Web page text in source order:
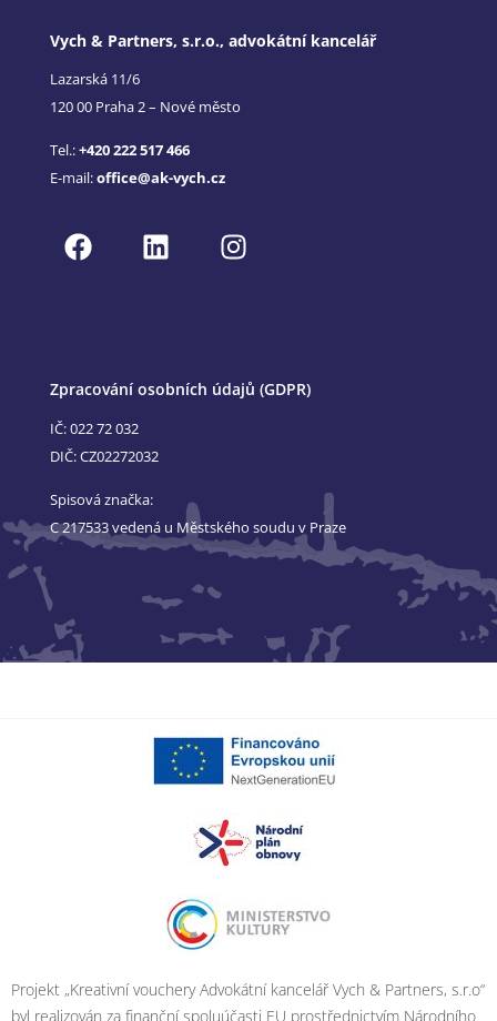
Vych & Partners, s.r.o., advokátní kancelář
Lazarská 11/6
120 00 Praha 2 – Nové město
Tel.:+420 222 517 466
E-mail:office@ak-vych.cz
Zpracování osobních údajů (GDPR)
IČ: 022 72 032
DIČ: CZ02272032
Spisová značka:
C 217533 vedená u Městského soudu v Praze
Projekt „Kreativní vouchery Advokátní kancelář Vych & Partners, s.r.o“
byl realizován za finanční spoluúčasti EU prostřednictvím Národního